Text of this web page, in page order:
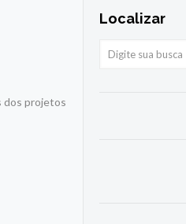
dos projetos
Localizar